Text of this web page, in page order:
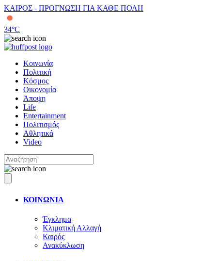
ΚΑΙΡΟΣ - ΠΡΟΓΝΩΣΗ ΓΙΑ ΚΑΘΕ ΠΟΛΗ
34°C
Κοινωνία
Πολιτική
Κόσμος
Οικονομία
Άποψη
Life
Entertainment
Πολιτισμός
Αθλητικά
Video
ΚΟΙΝΩΝΙΑ
Έγκλημα
Κλιματική Αλλαγή
Καιρός
Ανακύκλωση